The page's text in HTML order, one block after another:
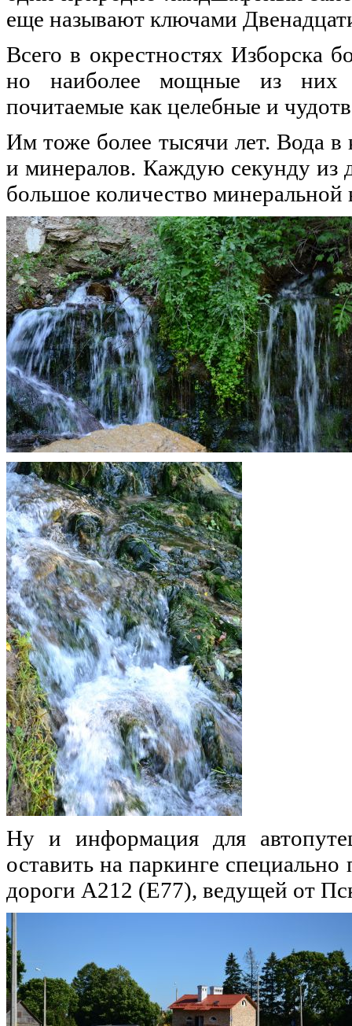
еще называют ключами
Всего в окрестностях Изборска
но наиболее мощные из них
почитаемые как целебные и
Им тоже более тысячи лет. Вода в
и минералов. Каждую секунду из
большое количество
Ну и информация для
оставить на паркинге
дороги A212 (E77), ведущей от